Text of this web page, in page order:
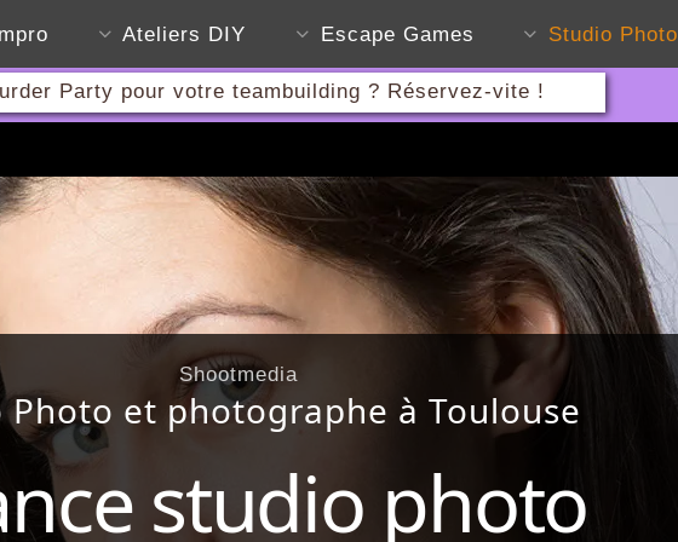
Ateliers DIY Escape Games Studio Photo
Party pour votre teambuilding ? Réservez-vite !
Shootmedia
Photo et photographe à Toulouse
studio photo